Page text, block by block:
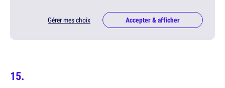
Gérer mes choix Accepter & afficher